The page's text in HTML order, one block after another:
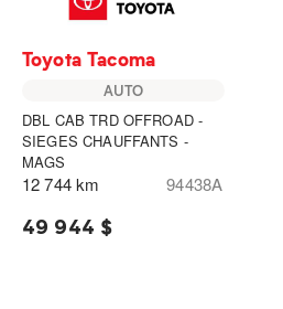
Toyota Tacoma
AUTO
DBL CAB TRD OFFROAD -
SIEGES CHAUFFANTS -
MAGS
12 744 km 94438A
49 944 $